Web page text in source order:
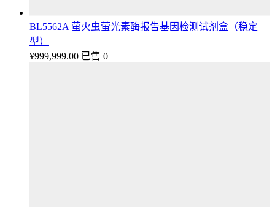
BL5562A 萤火虫萤光素酶报告基因检测试剂盒（稳定
型）
¥999,999.00 已售 0